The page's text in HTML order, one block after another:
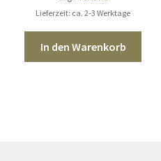
Lieferzeit: ca. 2-3 Werktage
In den Warenkorb